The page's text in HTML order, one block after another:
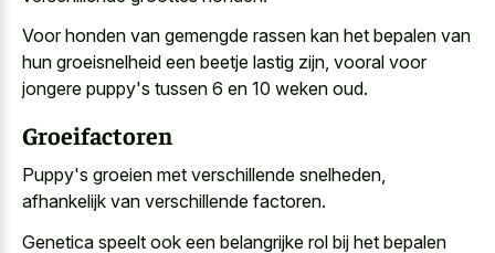
Voor honden van gemengde rassen kan het bepalen van
hun groeisnelheid een beetje lastig zijn, vooral voor
jongere puppy's tussen 6 en 10 weken oud.
Groeifactoren
Puppy's groeien met verschillende snelheden,
afhankelijk van verschillende factoren.
Genetica speelt ook een belangrijke rol bij het bepalen